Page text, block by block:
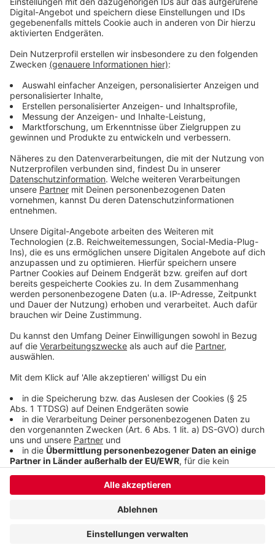
treibt Jürgen Bangert nun als "Elvis Eifel" seine Späße
Aber selbst seine 'Opfer' müssen am Ende mit lachen -
wenn auch nicht immer. Und weil ihr nicht genug von
ihm bekommen könnt, ist Elvis nun unter die Podcaster
gegangen. Somit steht euch Elvis rund um die Uhr zur
"Directors-Cut" - die Original-Telefonate in längerer
Version. Elvis wird sich mit Kollegen und ehemaligen
"Opfern" über die Telefonate aus den letzten zwei
Jahrzehnten unterhalten. Wir erfahren auch, wie es ihm
Schleudern gekommen ist. Viel Spaß beim Zuhören und
bitte nicht erschrecken, wenn dabei das Telefon
klingelt. Es muss ja nicht unbedingt Elvis Eifel dran
sein.
Anzeige
Anzeige
Anzeige